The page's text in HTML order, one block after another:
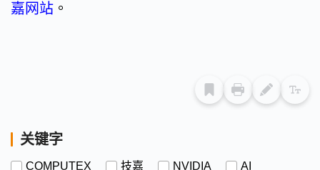
嘉网站 。
关键字
COMPUTEX 技嘉 NVIDIA AI